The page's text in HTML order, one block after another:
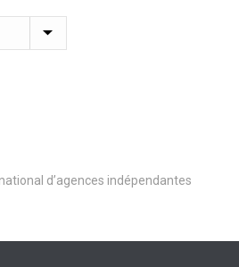
d’agences indépendantes